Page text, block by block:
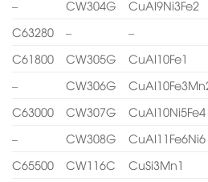
–
CW304G CuAl9Ni3Fe2
C63280
– –
C61800
CW305G CuAl10Fe1
–
CW306G
C63000
CW307G CuAl10Ni5Fe4
–
CW308G CuAl11Fe6Ni6
C65500
CW116C CuSi3Mn1